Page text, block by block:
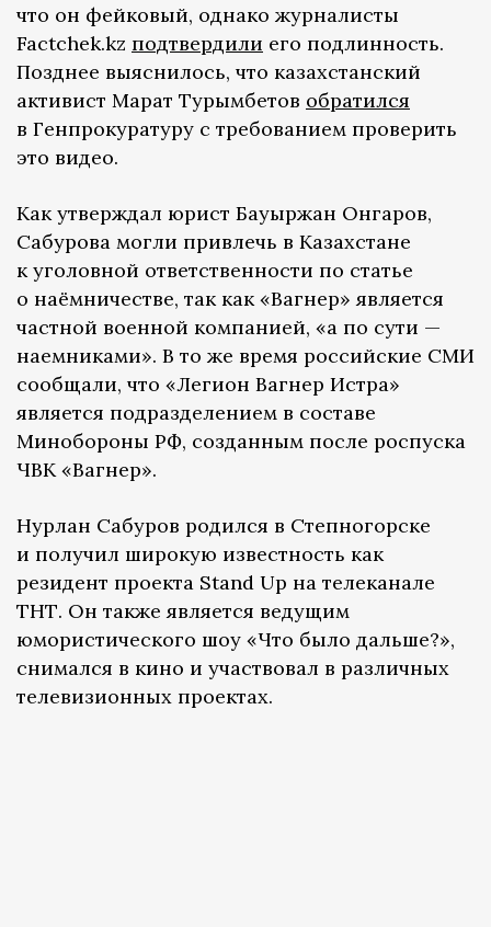
что он фейковый, однако журналисты
Factchek.kz подтвердили его подлинность.
Позднее выяснилось, что казахстанский
активист Марат Турымбетов обратился
в Генпрокуратуру с требованием проверить
это видео.
Как утверждал юрист Бауыржан Онгаров,
Сабурова могли привлечь в Казахстане
к уголовной ответственности по статье
о наёмничестве, так как «Вагнер» является
частной военной компанией, «а по сути —
наемниками». В то же время российские СМИ
сообщали, что «Легион Вагнер Истра»
является подразделением в составе
Минобороны РФ, созданным после роспуска
ЧВК «Вагнер».
Нурлан Сабуров родился в Степногорске
и получил широкую известность как
резидент проекта Stand Up на телеканале
ТНТ. Он также является ведущим
юмористического шоу «Что было дальше?»,
снимался в кино и участвовал в различных
телевизионных проектах.